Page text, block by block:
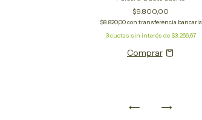
$9.800,00
$8.820,00con transferencia bancaria
3cuotas sin interés de $3.266,67